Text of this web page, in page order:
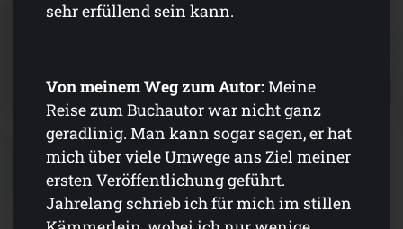
sehr erfüllend sein kann.
Von meinem Weg zum Autor:Meine
Reise zum Buchautor war nicht ganz
geradlinig. Man kann sogar sagen, er hat
mich über viele Umwege ans Ziel meiner
ersten Veröffentlichung geführt.
Jahrelang schrieb ich für mich im stillen